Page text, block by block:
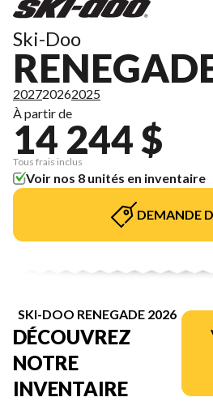
Ski-Doo
202720262025
À partir de
14 244 $
Tous frais inclus
Voir nos 8 unités en inventaire
DEMANDE
SKI-DOO RENEGADE 2026
DÉCOUVREZ
NOTRE
INVENTAIRE